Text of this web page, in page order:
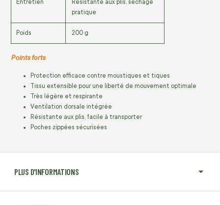
PLUS D'INFORMATIONS
Entretien
Résistante aux plis, séchage
pratique
Poids 200 g
Points forts
Protection efficace contre moustiques et tiques
Tissu extensible pour une liberté de mouvement optimale
Très légère et respirante
Ventilation dorsale intégrée
Résistante aux plis, facile à transporter
Poches zippées sécurisées